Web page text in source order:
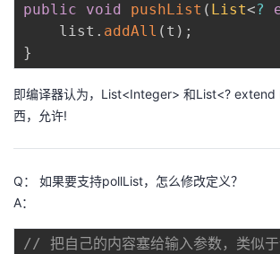
public
void pushList ( List<?
    list
. addAll ( t ) ;
}
即编译器认为，List<Integer> 和List<? extend
西，允许!
Q： 如果要支持pollList，怎么修改定义？
A：
// 把自己的内容塞给输入参数，类似